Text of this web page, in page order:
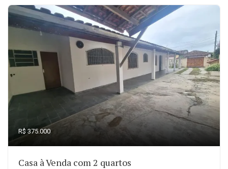
R$ 375.000
Casa à Venda com 2 quartos